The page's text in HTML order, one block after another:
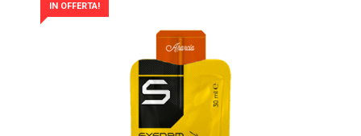
IN OFFERTA!